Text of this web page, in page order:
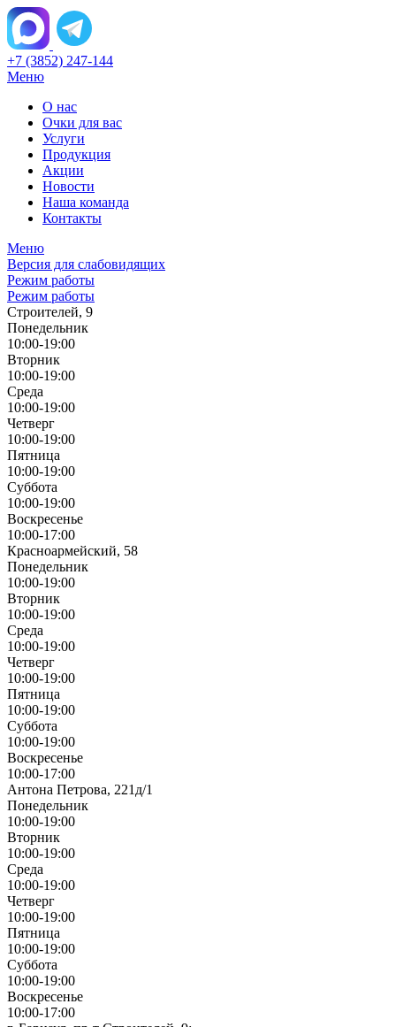
+7 (3852) 247-144
Меню
О нас
Очки для вас
Услуги
Продукция
Акции
Новости
Наша команда
Контакты
Меню
Версия для слабовидящих
Режим работы
Режим работы
Строителей, 9
Понедельник
10:00-19:00
Вторник
10:00-19:00
Среда
10:00-19:00
Четверг
10:00-19:00
Пятница
10:00-19:00
Суббота
10:00-19:00
Воскресенье
10:00-17:00
Красноармейский, 58
Понедельник
10:00-19:00
Вторник
10:00-19:00
Среда
10:00-19:00
Четверг
10:00-19:00
Пятница
10:00-19:00
Суббота
10:00-19:00
Воскресенье
10:00-17:00
Антона Петрова, 221д/1
Понедельник
10:00-19:00
Вторник
10:00-19:00
Среда
10:00-19:00
Четверг
10:00-19:00
Пятница
10:00-19:00
Суббота
10:00-19:00
Воскресенье
10:00-17:00